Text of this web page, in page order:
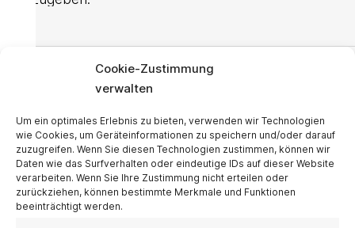
Cookie-Zustimmung
verwalten
Um ein optimales Erlebnis zu bieten, verwenden wir Technologien
wie Cookies, um Geräteinformationen zu speichern und/oder darauf
zuzugreifen. Wenn Sie diesen Technologien zustimmen, können wir
Daten wie das Surfverhalten oder eindeutige IDs auf dieser Website
verarbeiten. Wenn Sie Ihre Zustimmung nicht erteilen oder
zurückziehen, können bestimmte Merkmale und Funktionen
beeinträchtigt werden.
KONTAKT
STATTWERK-STUTTGART GmbH
Gutbrodstraße 37
70193 Stuttgart